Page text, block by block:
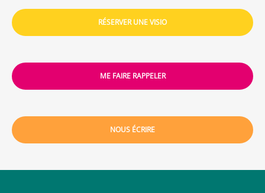
RÉSERVER UNE VISIO
ME FAIRE RAPPELER
NOUS ÉCRIRE